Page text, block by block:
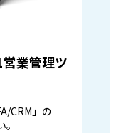
業管理ツ
CRM」の